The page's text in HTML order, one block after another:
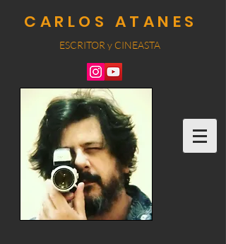
CARLOS ATANES
ESCRITOR y CINEASTA